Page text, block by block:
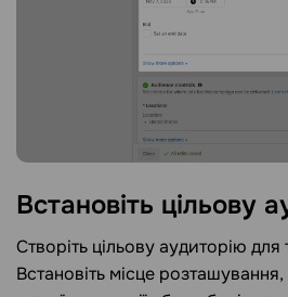
Встановіть цільову
Створіть цільову аудиторію для
Встановіть місце розташування,